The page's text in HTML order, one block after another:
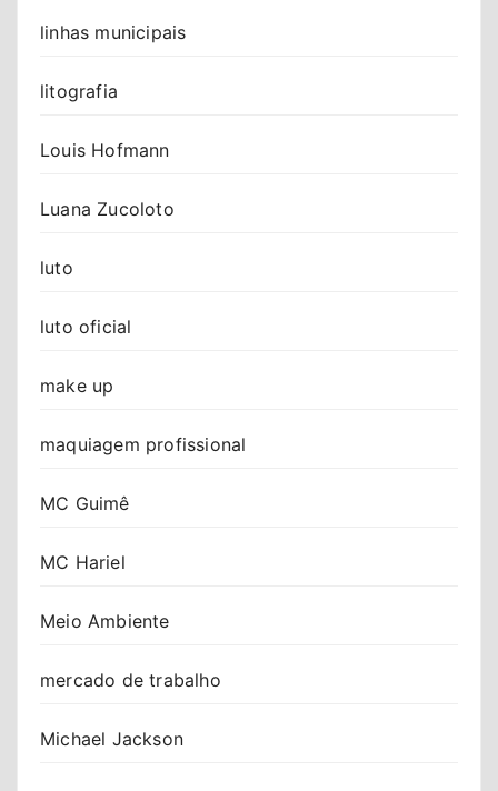
linhas municipais
litografia
Louis Hofmann
Luana Zucoloto
luto
luto oficial
make up
maquiagem profissional
MC Guimê
MC Hariel
Meio Ambiente
mercado de trabalho
Michael Jackson